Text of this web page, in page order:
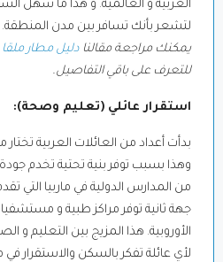
العربية و العالمية. و هذا ما سهّل
لتشعر بأنك تسافر بين مدن المنطقة.
يمكنك مراجعة مقالنا دليل مطار ملقا 2026: بوابتك إلى ماربيا
للتعرف على باقي التفاصيل.
استقرار عائلي (تعليم وصحة):
بدأت أعداد من العائلات العربية تختار
وهذا بسبب توفر بنية تحتية تخدم
من المدارس الدولية في ماربيا التي
جهة ثانية توفر مراكز طبية و
الأوروبية. هذا المزيج بين التعليم و
لأي عائلة تفكر بالسكن والاستقرار في